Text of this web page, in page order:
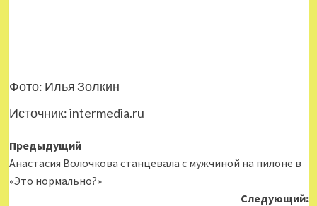
Фото: Илья Золкин
Источник:intermedia.ru
Навигация
записи
Предыдущий
Анастасия Волочкова станцевала с мужчиной на пилоне в
«Это нормально?»
Следующий: